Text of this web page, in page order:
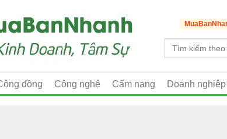
đồng Công nghệ Cẩm nang Doanh